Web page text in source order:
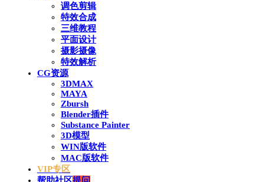
调色剪辑
特效合成
三维教程
平面设计
摄影摄像
特效解析
CG资源
3DMAX
MAYA
Zbursh
Blender插件
Substance Painter
3D模型
WIN版软件
MAC版软件
VIP专区